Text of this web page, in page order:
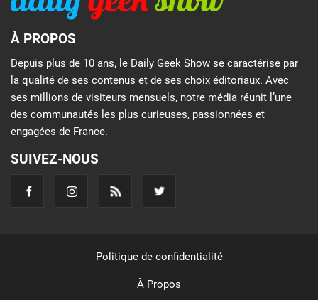
À PROPOS
Depuis plus de 10 ans, le Daily Geek Show se caractérise par
la qualité de ses contenus et de ses choix éditoriaux. Avec
ses millions de visiteurs mensuels, notre média réunit l’une
des communautés les plus curieuses, passionnées et
engagées de France.
SUIVEZ-NOUS
Politique de confidentialité
À Propos